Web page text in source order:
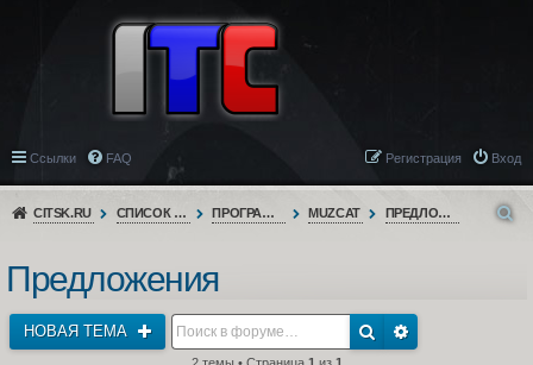
Ссылки FAQ Вход
Регистрация
CITSK.RU СПИСОК ФОРУМОВ ПРОГРАММНОЕ ОБЕСПЕЧЕНИЕ MUZCAT ПРЕДЛОЖЕНИЯ
Предложения
НОВАЯ ТЕМА